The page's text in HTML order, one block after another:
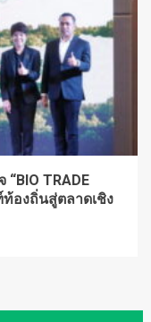
“BIO TRADE
องถิ่นสู่ตลาดเชิง